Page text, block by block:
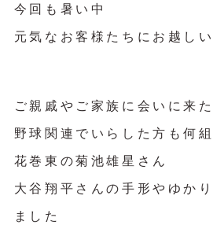
今回も暑い中
元気なお客様たちにお越し
ご親戚やご家族に会いに来
野球関連でいらした方も何
花巻東の菊池雄星さん
大谷翔平さんの手形やゆか
ました